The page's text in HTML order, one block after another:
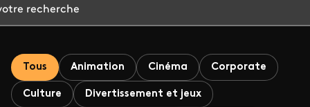
Tous Animation Cinéma Corporate
Culture Divertissement et jeux